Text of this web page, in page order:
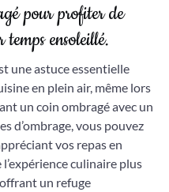
pour profiter de
ensoleillé.
une astuce essentielle
en plein air, même lors
un coin ombragé avec un
d’ombrage, vous pouvez
vos repas en
culinaire plus
un refuge